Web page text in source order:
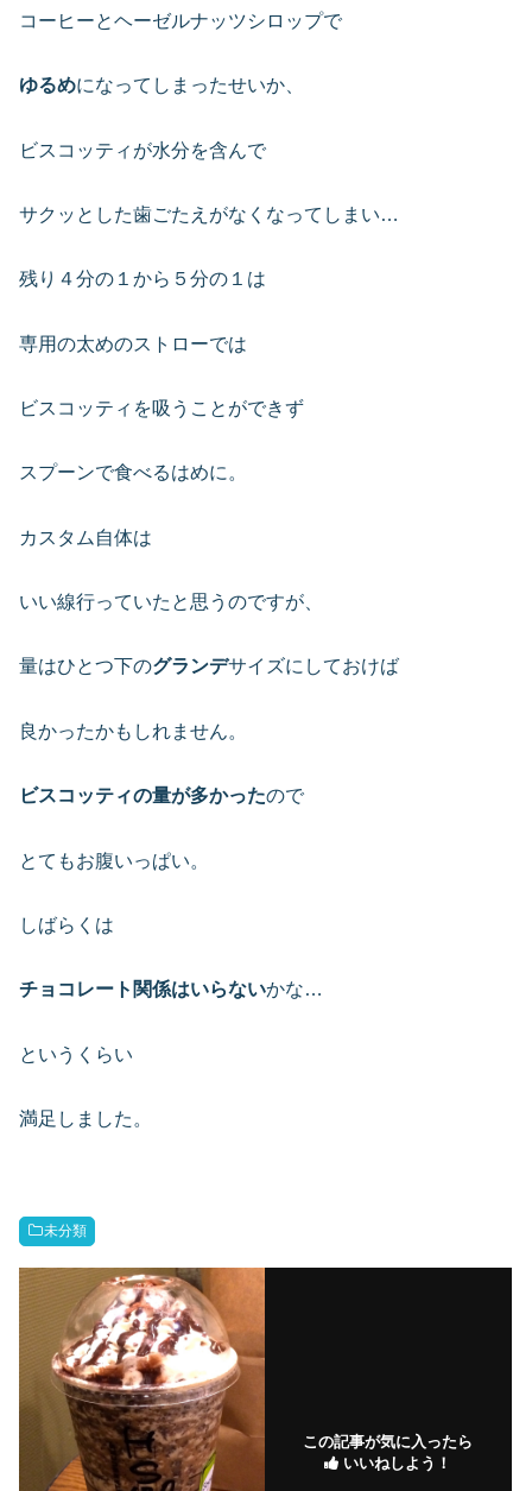
コーヒーとヘーゼルナッツシロップで
ゆるめになってしまったせいか、
ビスコッティが水分を含んで
サクッとした歯ごたえがなくなってしまい…
残り４分の１から５分の１は
専用の太めのストローでは
ビスコッティを吸うことができず
スプーンで食べるはめに。
カスタム自体は
いい線行っていたと思うのですが、
量はひとつ下のグランデサイズにしておけば
良かったかもしれません。
ビスコッティの量が多かったので
とてもお腹いっぱい。
しばらくは
チョコレート関係はいらないかな…
というくらい
満足しました。
未分類
この記事が気に入ったら
いいねしよう！